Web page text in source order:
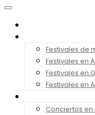
Festivales de
Festivales en
Festivales en
Festivales en
Conciertos en